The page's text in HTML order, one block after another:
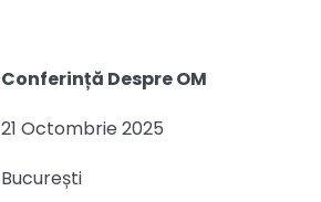
Conferință Despre OM
21 Octombrie 2025
București